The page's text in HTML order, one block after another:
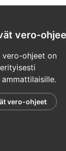
vero-
vero-ohjeet on
vero-ohjeet